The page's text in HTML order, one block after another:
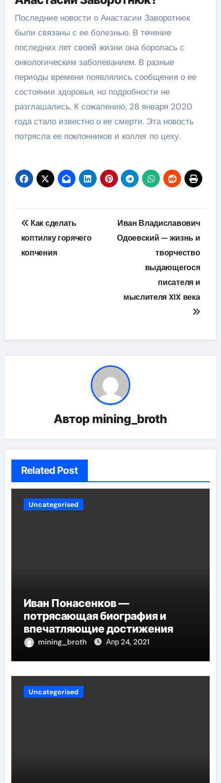
Последние новости о Анастасии Заворотнюк
были связаны с ее болезнью. В течение
последних лет своей жизни она боролась с
онкологическим заболеванием. В разные
периоды времени появлялись сообщения о ее
состоянии здоровья, но подробности не
разглашались. К сожалению, 28 января 2020
года стало известно о ее смерти. Эта новость
потрясла ее поклонников и коллег по цеху.
Навигация
по
записям
Как сделать
коптилку горячего
копчения
Иван Владиславович
Одоевский — жизнь и
творчество
выдающегося
писателя и
мыслителя XIX века
Автор mining_broth
Related Post
Uncategorised
Иван Понасенков —
потрясающая биография и
впечатляющие достижения
mining_broth Апр 24, 2021
Uncategorised